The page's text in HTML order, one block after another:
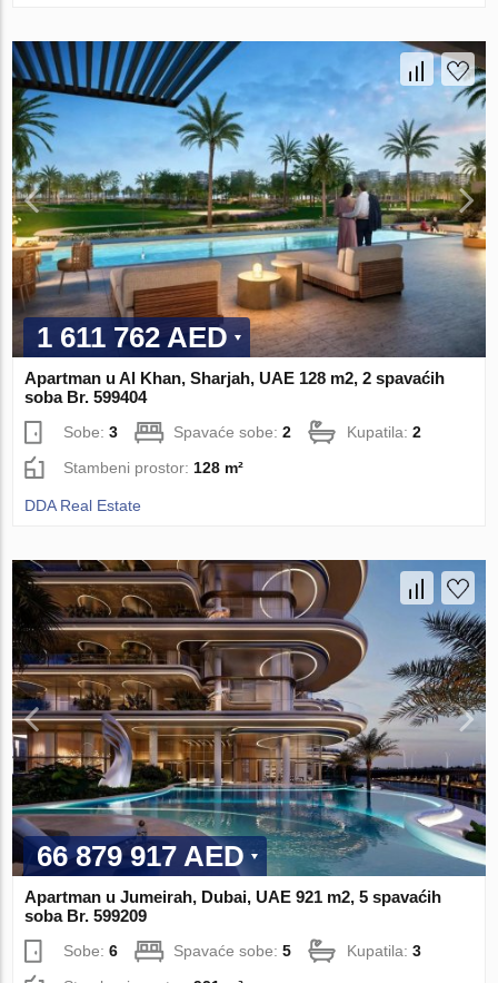
1 611 762 AED
Apartman u Al Khan, Sharjah, UAE 128 m2, 2 spavaćih
soba Br. 599404
Sobe:3 Spavaće sobe:2 Kupatila:2
Stambeni prostor: 128 m²
DDA Real Estate
66 879 917 AED
Apartman u Jumeirah, Dubai, UAE 921 m2, 5 spavaćih
soba Br. 599209
Sobe:6 Spavaće sobe:5 Kupatila:3